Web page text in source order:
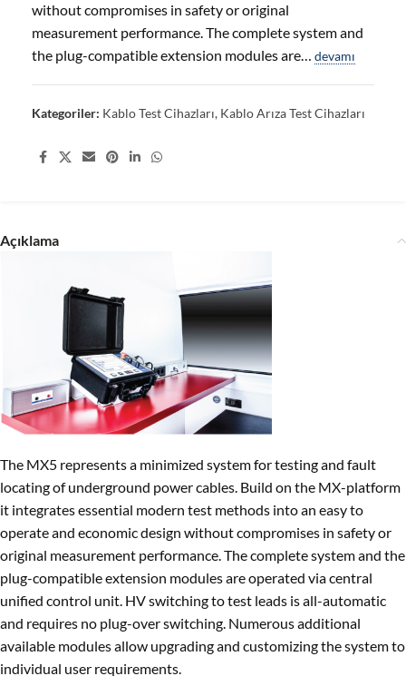
without compromises in safety or original
measurement performance. The complete system and
the plug-compatible extension modules are… devamı
Kategoriler: Kablo Test Cihazları, Kablo Arıza Test Cihazları
Share:
Açıklama
The MX5 represents a minimized system for testing and fault
locating of underground power cables. Build on the MX-platform
it integrates essential modern test methods into an easy to
operate and economic design without compromises in safety or
original measurement performance. The complete system and the
plug-compatible extension modules are operated via central
unified control unit. HV switching to test leads is all-automatic
and requires no plug-over switching. Numerous additional
available modules allow upgrading and customizing the system to
individual user requirements.